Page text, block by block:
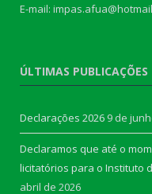
E-mail:
ÚLTIMAS PUBLICAÇÕES
Declarações 2026 9 de
Declaramos que até o
licitatórios para o Instituto
abril de 2026